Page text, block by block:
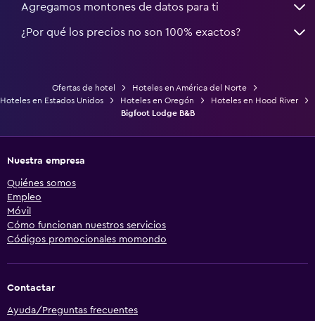
Agregamos montones de datos para ti
¿Por qué los precios no son 100% exactos?
Ofertas de hotel
Hoteles en América del Norte
Hoteles en Estados Unidos
Hoteles en Oregón
Hoteles en Hood River
Bigfoot Lodge B&B
Nuestra empresa
Quiénes somos
Empleo
Móvil
Cómo funcionan nuestros servicios
Códigos promocionales momondo
Contactar
Ayuda/Preguntas frecuentes